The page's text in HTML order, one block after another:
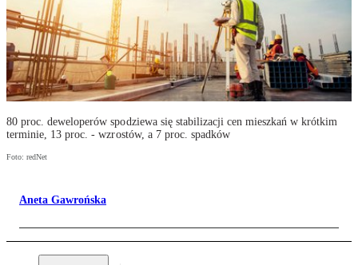
80 proc. deweloperów spodziewa się stabilizacji cen mieszkań w krótkim
terminie, 13 proc. - wzrostów, a 7 proc. spadków
Foto: redNet
Aneta Gawrońska